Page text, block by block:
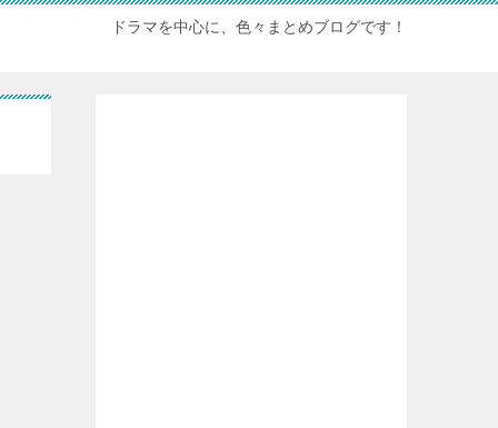
ドラマを中心に、色々まとめブログです！